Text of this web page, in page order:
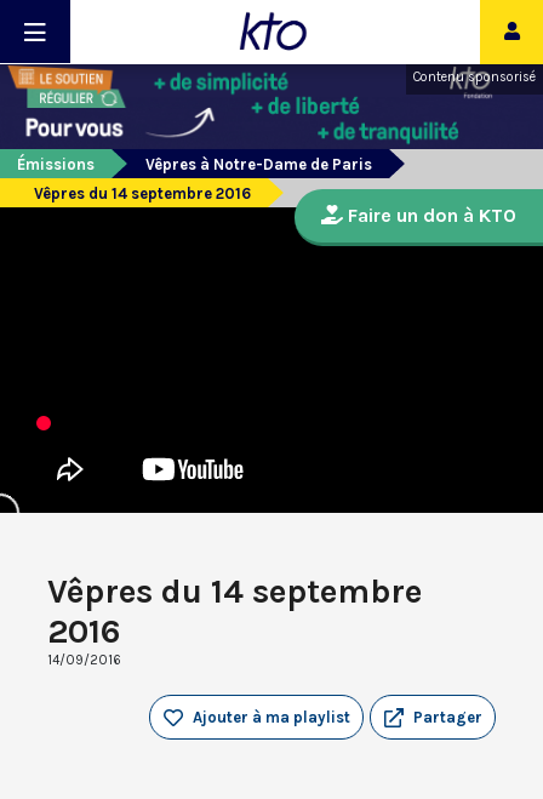
Contenu sponsorisé
Émissions
Vêpres à Notre-Dame de Paris
Vêpres du 14 septembre 2016
Vêpres du 14 septembre
2016
14/09/2016
Partager
Ajouter à ma playlist
Faire un don à KTO